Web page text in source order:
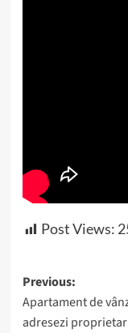
Post Views:
Post
Previous:
Apartament de
adresezi